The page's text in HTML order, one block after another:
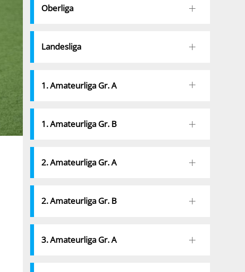
Oberliga
Landesliga
1. Amateurliga Gr. A
1. Amateurliga Gr. B
2. Amateurliga Gr. A
2. Amateurliga Gr. B
3. Amateurliga Gr. A